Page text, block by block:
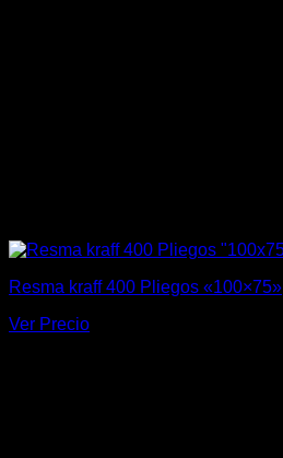
Resma kraff 400 Pliegos «100×75»
Ver Precio